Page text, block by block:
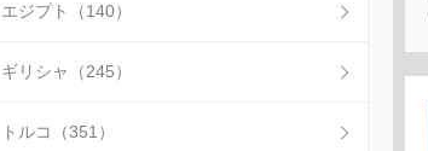
エジプト（140）
ギリシャ（245）
トルコ（351）